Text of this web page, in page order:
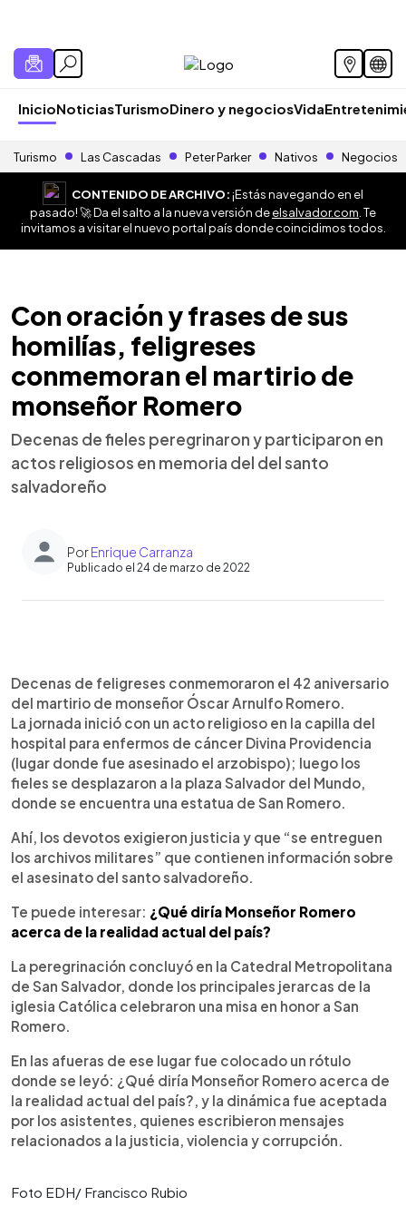
InicioNoticiasTurismoDinero y negociosVida
Turismo Las Cascadas Peter Parker Nativos Negocios
CONTENIDO DE ARCHIVO:¡Estás navegando en el
pasado! 🚀 Da el salto a la nueva versión deelsalvador.com . Te
invitamos a visitar el nuevo portal país donde coincidimos todos.
Con oración y frases de sus
homilías, feligreses
conmemoran el martirio de
monseñor Romero
Decenas de fieles peregrinaron y participaron en
actos religiosos en memoria del del santo
salvadoreño
PorEnrique Carranza
Publicado el 24 de marzo de 2022
Escuchar artículo
Decenas de feligreses conmemoraron el 42 aniversario
del martirio de monseñor Óscar Arnulfo Romero.
La jornada inició con un acto religioso en la capilla del
hospital para enfermos de cáncer Divina Providencia
(lugar donde fue asesinado el arzobispo); luego los
fieles se desplazaron a la plaza Salvador del Mundo,
donde se encuentra una estatua de San Romero.
Ahí, los devotos exigieron justicia y que “se entreguen
los archivos militares” que contienen información sobre
el asesinato del santo salvadoreño.
Te puede interesar: ¿Qué diría Monseñor Romero
acerca de la realidad actual del país?
La peregrinación concluyó en la Catedral Metropolitana
de San Salvador, donde los principales jerarcas de la
iglesia Católica celebraron una misa en honor a San
Romero.
En las afueras de ese lugar fue colocado un rótulo
donde se leyó: ¿Qué diría Monseñor Romero acerca de
la realidad actual del país?, y la dinámica fue aceptada
por los asistentes, quienes escribieron mensajes
relacionados a la justicia, violencia y corrupción.
Foto EDH/ Francisco Rubio